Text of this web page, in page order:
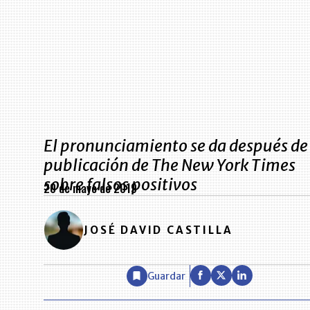
El pronunciamiento se da después
publicación de The New York Times
sobre falsos positivos
20 de mayo de 2019
JOSÉ DAVID CASTILLA
Guardar